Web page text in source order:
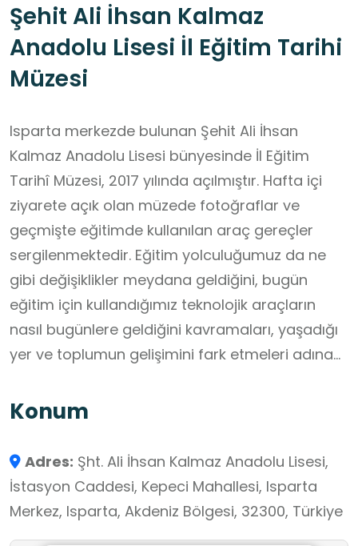
Şehit Ali İhsan Kalmaz
Anadolu Lisesi İl Eğitim Tarihi
Müzesi
Isparta merkezde bulunan Şehit Ali İhsan
Kalmaz Anadolu Lisesi bünyesinde İl Eğitim
Tarihî Müzesi, 2017 yılında açılmıştır. Hafta içi
ziyarete açık olan müzede fotoğraflar ve
geçmişte eğitimde kullanılan araç gereçler
sergilenmektedir. Eğitim yolculuğumuz da ne
gibi değişiklikler meydana geldiğini, bugün
eğitim için kullandığımız teknolojik araçların
nasıl bugünlere geldiğini kavramaları, yaşadığı
yer ve toplumun gelişimini fark etmeleri adına
Konum
Adres: Şht. Ali İhsan Kalmaz Anadolu Lisesi,
İstasyon Caddesi, Kepeci Mahallesi, Isparta
Merkez, Isparta, Akdeniz Bölgesi, 32300, Türkiye